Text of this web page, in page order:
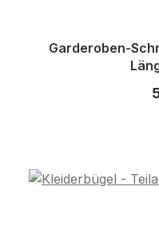
Garderoben-